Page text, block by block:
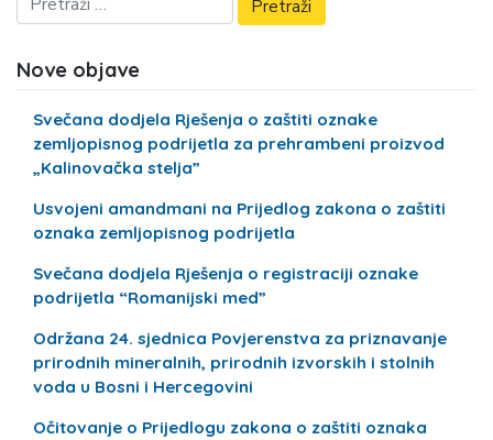
Nove objave
Svečana dodjela Rješenja o zaštiti oznake
zemljopisnog podrijetla za prehrambeni proizvod
„Kalinovačka stelja”
Usvojeni amandmani na Prijedlog zakona o zaštiti
oznaka zemljopisnog podrijetla
Svečana dodjela Rješenja o registraciji oznake
podrijetla “Romanijski med”
Održana 24. sjednica Povjerenstva za priznavanje
prirodnih mineralnih, prirodnih izvorskih i stolnih
voda u Bosni i Hercegovini
Očitovanje o Prijedlogu zakona o zaštiti oznaka